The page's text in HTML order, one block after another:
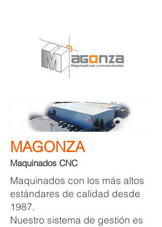
MAGONZA
Maquinados CNC
Maquinados con los más altos
estándares de calidad desde
1987.
Nuestro sistema de gestión es